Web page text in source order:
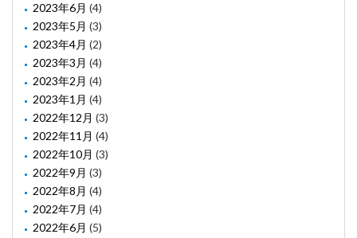
2023年6月 (4)
2023年5月 (3)
2023年4月 (2)
2023年3月 (4)
2023年2月 (4)
2023年1月 (4)
2022年12月 (3)
2022年11月 (4)
2022年10月 (3)
2022年9月 (3)
2022年8月 (4)
2022年7月 (4)
2022年6月 (5)